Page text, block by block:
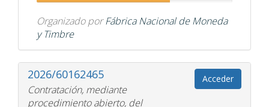
Organizado por Fábrica Nacional de Moneda
y Timbre
2026/60162465
Contratación, mediante
procedimiento abierto, del
Acceder